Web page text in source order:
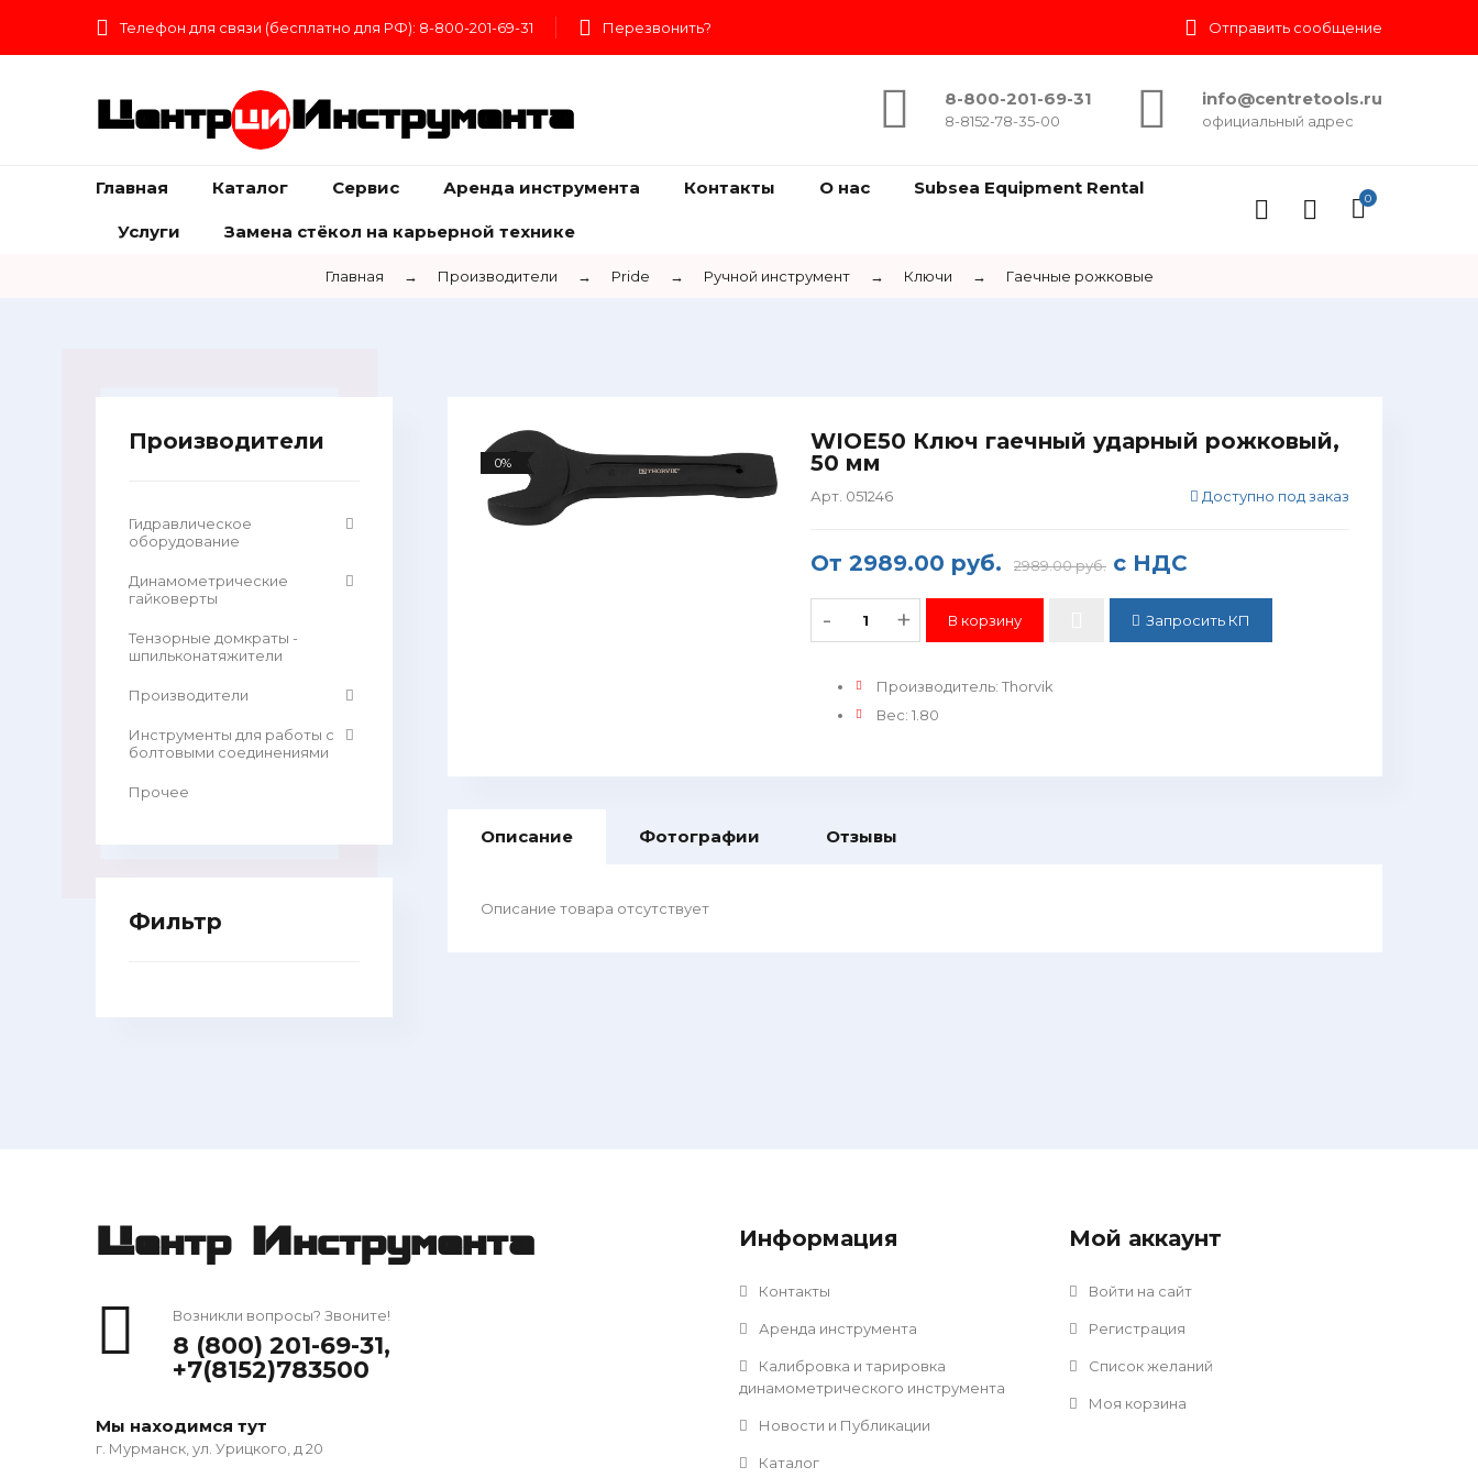
Телефон для связи (бесплатно для РФ): 8-800-201-69-31 Перезвонить? Отправить сообщение
Центр Инструмента
8-800-201-69-31
8-8152-78-35-00
info@centretools.ru
официальный адрес
Главная Каталог Сервис Аренда инструмента Контакты О нас Subsea Equipment Rental
Услуги Замена стёкол на карьерной технике
0
Главная → Производители → Pride → Ручной инструмент → Ключи → Гаечные рожковые
0%
WIOE50 Ключ гаечный ударный рожковый,
50 мм
Арт. 051246 Доступно под заказ
От 2989.00 руб. 2989.00 руб. с НДС
- + Запросить КП
Производитель: Thorvik
Вес: 1.80
Описание Фотографии Отзывы
Описание товара отсутствует
Производители
Гидравлическое
оборудование
Динамометрические
гайковерты
Тензорные домкраты -
шпильконатяжители
Производители
Инструменты для работы с
болтовыми соединениями
Прочее
Фильтр
Центр Инструмента
Возникли вопросы? Звоните!
8 (800) 201-69-31,
+7(8152)783500
Мы находимся тут
г. Мурманск, ул. Урицкого, д 20
Информация
Контакты
Аренда инструмента
Калибровка и тарировка
динамометрического инструмента
Новости и Публикации
Каталог
Мой аккаунт
Войти на сайт
Регистрация
Список желаний
Моя корзина